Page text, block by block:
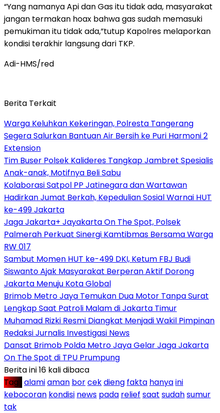
“Yang namanya Api dan Gas itu tidak ada, masyarakat
jangan termakan hoax bahwa gas sudah memasuki
pemukiman itu tidak ada,”tutup Kapolres melaporkan
kondisi terakhir langsung dari TKP.
Adi-HMS/red
Berita Terkait
Warga Keluhkan Kekeringan, Polresta Tangerang
Segera Salurkan Bantuan Air Bersih ke Puri Harmoni 2
Extension
Tim Buser Polsek Kalideres Tangkap Jambret Spesialis
Anak-anak, Motifnya Beli Sabu
Kolaborasi Satpol PP Jatinegara dan Wartawan
Hadirkan Jumat Berkah, Kepedulian Sosial Warnai HUT
ke-499 Jakarta
Jaga Jakarta+ Jayakarta On The Spot, Polsek
Palmerah Perkuat Sinergi Kamtibmas Bersama Warga
RW 017
Sambut Momen HUT ke-499 DKI, Ketum FBJ Budi
Siswanto Ajak Masyarakat Berperan Aktif Dorong
Jakarta Menuju Kota Global
Brimob Metro Jaya Temukan Dua Motor Tanpa Surat
Lengkap Saat Patroli Malam di Jakarta Timur
Muhamad Rizki Resmi Diangkat Menjadi Wakil Pimpinan
Redaksi Jurnalis Investigasi News
Dansat Brimob Polda Metro Jaya Gelar Jaga Jakarta
On The Spot di TPU Prumpung
Berita ini 16 kali dibaca
Tag : alamiaman borcekdieng fakta hanyaini
kebocoran kondisi news pada relief saat sudahsumur
tak